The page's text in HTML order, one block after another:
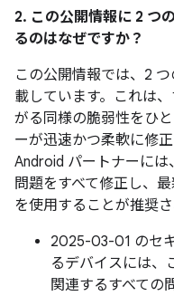
2. この公開情報に 2 つ
るのはなぜですか？
この公開情報では、2
載しています。これは
がる同様の脆弱性をひ
ーが迅速かつ柔軟に修
Android パートナーに
問題をすべて修正し、
を使用することが推奨さ
2025-03-01 のセ
るデバイスには、
関連するすべての